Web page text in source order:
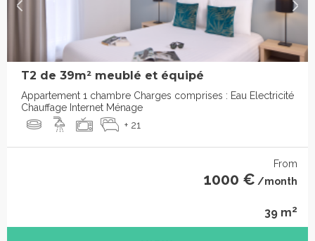
T2 de 39m² meublé et équipé
Appartement 1 chambre Charges comprises : Eau Electricité
Chauffage Internet Ménage
+ 21
From
1000 € /month
39 m2